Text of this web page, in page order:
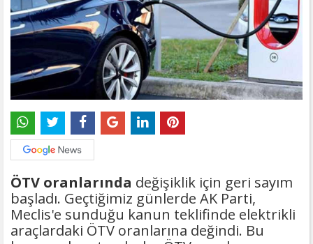
ÖTV oranlarında değişiklik için geri sayım
başladı. Geçtiğimiz günlerde AK Parti,
Meclis'e sunduğu kanun teklifinde elektrikli
araçlardaki ÖTV oranlarına değindi. Bu